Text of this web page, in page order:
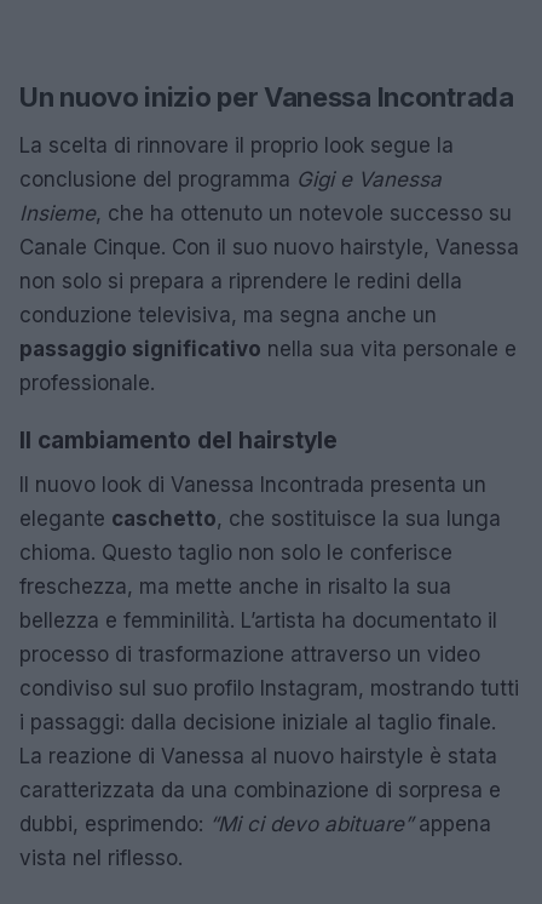
Un nuovo inizio per Vanessa Incontrada
La scelta di rinnovare il proprio look segue la
conclusione del programma Gigi e Vanessa
Insieme, che ha ottenuto un notevole successo su
Canale Cinque. Con il suo nuovo hairstyle, Vanessa
non solo si prepara a riprendere le redini della
conduzione televisiva, ma segna anche un
passaggio significativo nella sua vita personale e
professionale.
Il cambiamento del hairstyle
Il nuovo look di Vanessa Incontrada presenta un
elegante caschetto, che sostituisce la sua lunga
chioma. Questo taglio non solo le conferisce
freschezza, ma mette anche in risalto la sua
bellezza e femminilità. L’artista ha documentato il
processo di trasformazione attraverso un video
condiviso sul suo profilo Instagram, mostrando tutti
i passaggi: dalla decisione iniziale al taglio finale.
La reazione di Vanessa al nuovo hairstyle è stata
caratterizzata da una combinazione di sorpresa e
dubbi, esprimendo: “Mi ci devo abituare”appena
vista nel riflesso.